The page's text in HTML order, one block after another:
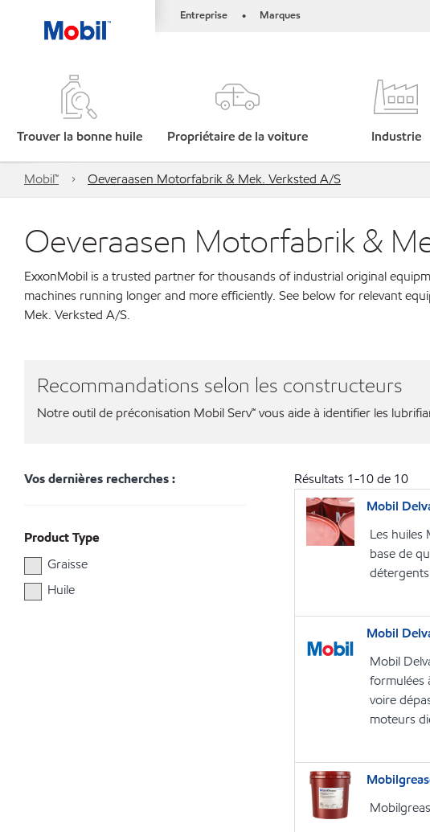
Entreprise • Marques
Trouver la bonne huile Propriétaire de la voiture Industrie
Mobil™ Oeveraasen Motorfabrik & Mek. Verksted A/S
Oeveraasen Motorfabrik &
ExxonMobil is a trusted partner for thousands of industrial original
machines running longer and more efficiently. See below for relevant
Mek. Verksted A/S.
Recommandations selon les constructeurs
Notre outil de préconisation Mobil Serv℠ vous aide à identifier les
Vos dernières recherches :
Product Type
Graisse
Huile
Résultats 1-10de 10
Mobil
Les huiles
base de
Mobil
Mobil
formulées
voire
moteurs